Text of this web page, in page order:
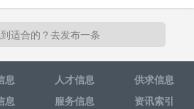
适合的？去发布一条
息 人才信息
供求信息
息 服务信息
资讯索引